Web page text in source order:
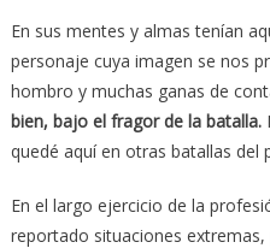
En sus mentes y almas tenían
personaje cuya imagen se nos
hombro y muchas ganas de
bien, bajo el fragor de la batalla.
quedé aquí en otras batallas del
En el largo ejercicio de la
reportado situaciones extremas,